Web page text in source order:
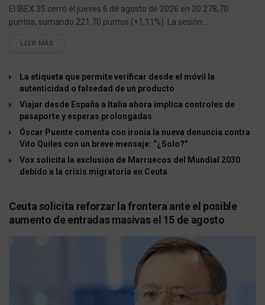
El IBEX 35 cerró el jueves 6 de agosto de 2026 en 20.278,70
puntos, sumando 221,70 puntos (+1,11%). La sesión...
LEER MÁS
La etiqueta que permite verificar desde el móvil la
autenticidad o falsedad de un producto
Viajar desde España a Italia ahora implica controles de
pasaporte y esperas prolongadas
Óscar Puente comenta con ironía la nueva denuncia contra
Vito Quiles con un breve mensaje: “¿Solo?”
Vox solicita la exclusión de Marruecos del Mundial 2030
debido a la crisis migratoria en Ceuta
Ceuta solicita reforzar la frontera ante el posible
aumento de entradas masivas el 15 de agosto